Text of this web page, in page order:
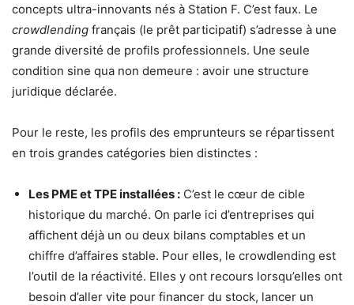
concepts ultra-innovants nés à Station F. C’est faux. Le
crowdlending français (le prêt participatif) s’adresse à une
grande diversité de profils professionnels. Une seule
condition sine qua non demeure : avoir une structure
juridique déclarée.
Pour le reste, les profils des emprunteurs se répartissent
en trois grandes catégories bien distinctes :
Les PME et TPE installées : C’est le cœur de cible
historique du marché. On parle ici d’entreprises qui
affichent déjà un ou deux bilans comptables et un
chiffre d’affaires stable. Pour elles, le crowdlending est
l’outil de la réactivité. Elles y ont recours lorsqu’elles ont
besoin d’aller vite pour financer du stock, lancer un